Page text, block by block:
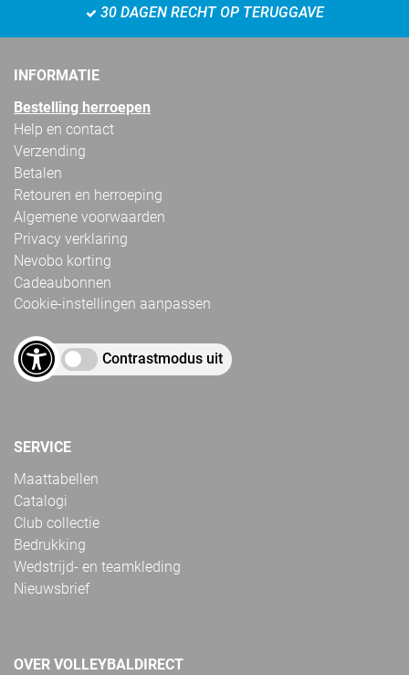
30 DAGEN RECHT OP TERUGGAVE
INFORMATIE
Bestelling herroepen
Help en contact
Verzending
Betalen
Retouren en herroeping
Algemene voorwaarden
Privacy verklaring
Nevobo korting
Cadeaubonnen
Cookie-instellingen aanpassen
Contrastmodus uit
SERVICE
Maattabellen
Catalogi
Club collectie
Bedrukking
Wedstrijd- en teamkleding
Nieuwsbrief
OVER VOLLEYBALDIRECT